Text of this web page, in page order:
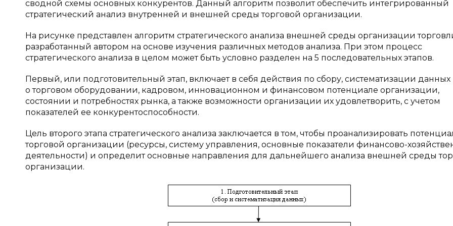
сводной схемы основных конкурентов. Данный алгоритм позволит обеспечить интегрированный
стратегический анализ внутренней и внешней среды торговой организации.
На рисунке представлен алгоритм стратегического анализа внешней среды организации
разработанный автором на основе изучения различных методов анализа. При этом процесс
стратегического анализа в целом может быть условно разделен на 5 последовательных этапов.
Первый, или подготовительный этап, включает в себя действия по сбору, систематизации данных
о торговом оборудовании, кадровом, инновационном и финансовом потенциале организации,
состоянии и потребностях рынка, а также возможности организации их удовлетворить, с учетом
показателей ее конкурентоспособности.
Цель второго этапа стратегического анализа заключается в том, чтобы проанализировать
торговой организации (ресурсы, систему управления, основные показатели финансово-
деятельности) и определит основные направления для дальнейшего анализа внешней среды
организации.